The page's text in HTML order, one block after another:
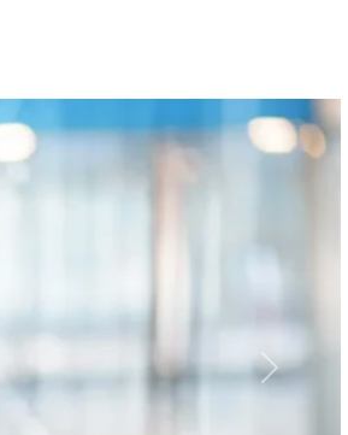
Prochaine